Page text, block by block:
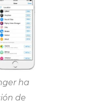
ha
de